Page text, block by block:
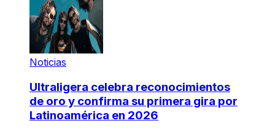
Noticias
Ultraligera celebra reconocimientos
de oro y confirma su primera gira por
Latinoamérica en 2026